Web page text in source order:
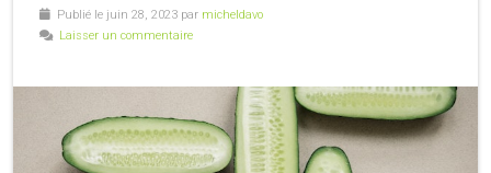
Publié le juin 28, 2023 par micheldavo
Laisser un commentaire